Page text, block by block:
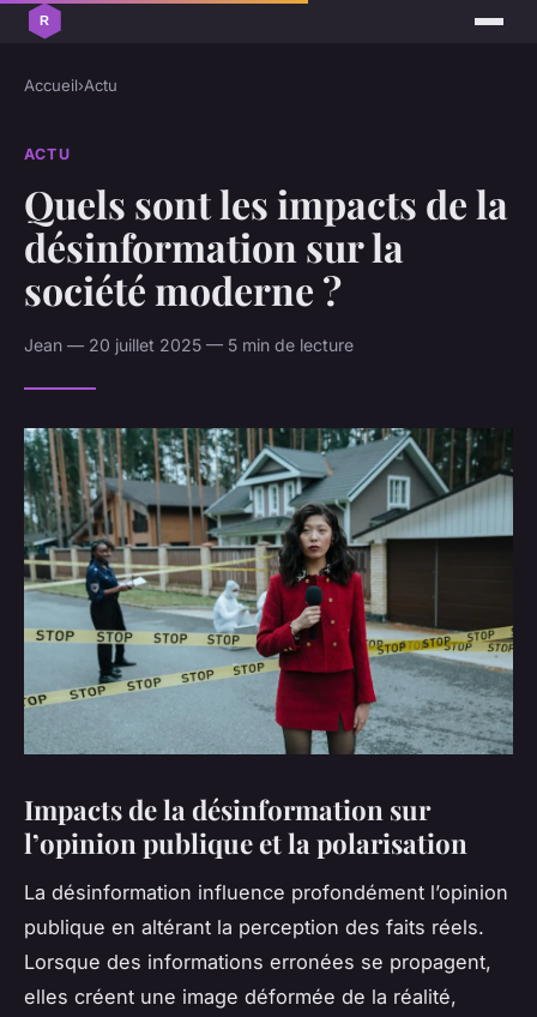
Accueil›Actu
ACTU
Quels sont les impacts de la
désinformation sur la
société moderne ?
Jean — 20 juillet 2025 — 5 min de lecture
Impacts de la désinformation sur
l’opinion publique et la polarisation
La désinformation influence profondément l’opinion
publique en altérant la perception des faits réels.
Lorsque des informations erronées se propagent,
elles créent une image déformée de la réalité,